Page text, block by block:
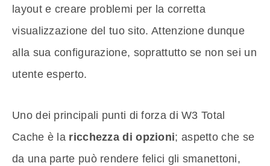
layout e creare problemi per la corretta
visualizzazione del tuo sito. Attenzione dunque
alla sua configurazione, soprattutto se non sei un
utente esperto.
Uno dei principali punti di forza di W3 Total
Cache è la ricchezza di opzioni; aspetto che se
da una parte può rendere felici gli smanettoni,